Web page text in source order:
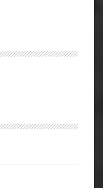
och
Jackie
synas
Vem